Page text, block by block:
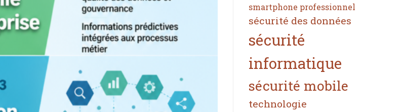
smartphone professionnel
sécurité des données
sécurité
informatique
sécurité mobile
technologie